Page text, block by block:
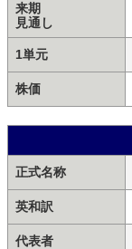
来期
見通し
1単元
株価
正式名称
英和訳
代表者